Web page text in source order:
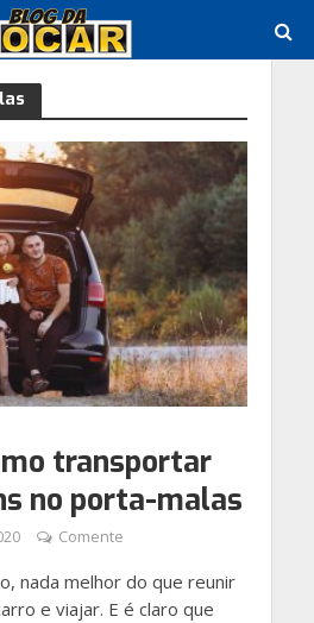
transportar
no porta-malas
Comente
nada melhor do que reunir
e viajar. E é claro que